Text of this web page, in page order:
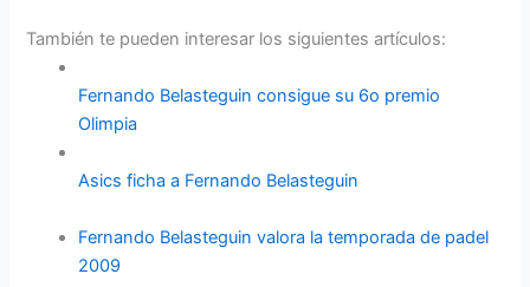
También te pueden interesar los siguientes artículos:
Fernando Belasteguin consigue su 6o premio
Olimpia
Asics ficha a Fernando Belasteguin
Fernando Belasteguin valora la temporada de padel
2009